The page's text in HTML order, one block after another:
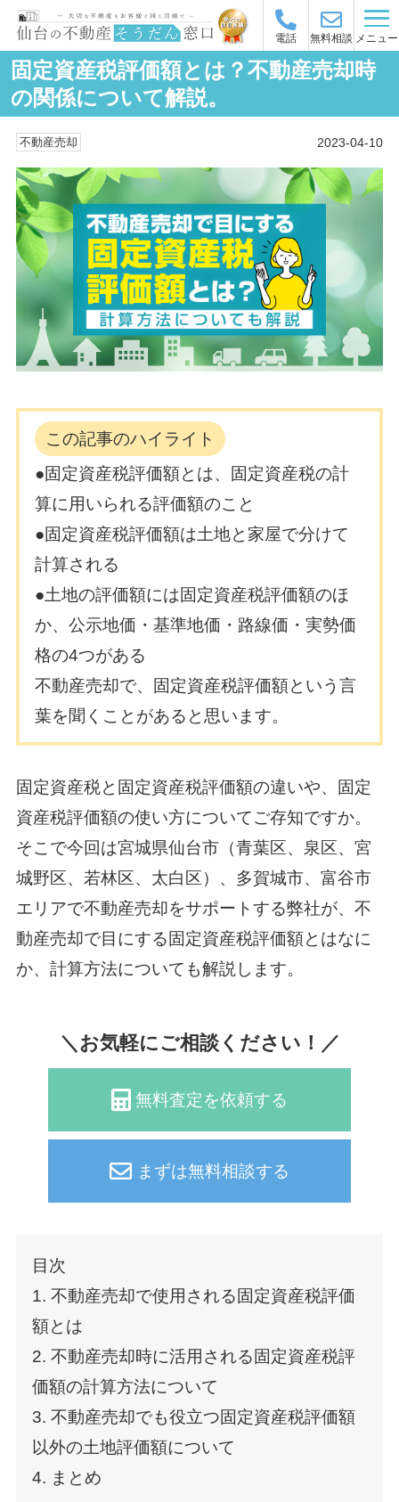
電話 無料相談 メニュー
固定資産税評価額とは？不動産売却時
の関係について解説。
不動産売却 2023-04-10
この記事のハイライト
●固定資産税評価額とは、固定資産税の計
算に用いられる評価額のこと
●固定資産税評価額は土地と家屋で分けて
計算される
●土地の評価額には固定資産税評価額のほ
か、公示地価・基準地価・路線価・実勢価
格の4つがある
不動産売却で、固定資産税評価額という言
葉を聞くことがあると思います。
固定資産税と固定資産税評価額の違いや、固定
資産税評価額の使い方についてご存知ですか。
そこで今回は宮城県仙台市（青葉区、泉区、宮
城野区、若林区、太白区）、多賀城市、富谷市
エリアで不動産売却をサポートする弊社が、不
動産売却で目にする固定資産税評価額とはなに
か、計算方法についても解説します。
＼お気軽にご相談ください！／
無料査定を依頼する
まずは無料相談する
目次
1. 不動産売却で使用される固定資産税評価
額とは
2. 不動産売却時に活用される固定資産税評
価額の計算方法について
3. 不動産売却でも役立つ固定資産税評価額
以外の土地評価額について
4. まとめ